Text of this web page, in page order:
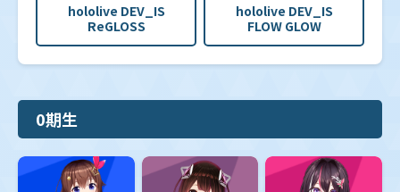
hololive DEV_IS
ReGLOSS
hololive DEV_IS
FLOW GLOW
0期生